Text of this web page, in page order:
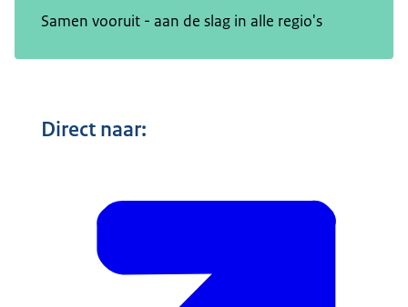
Samen vooruit - aan de slag in alle regio's
Direct naar: